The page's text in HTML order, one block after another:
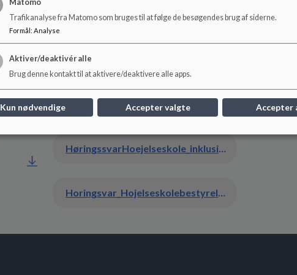
HøringssvarHoejelseskole_Besparelse_Budget_2020-23_okt-2019_0.pdf
HøringssvarHoejelseskole_inklusionsstrategi_januar_2019_0.pdf
Horingsvar_Hojelseskolebestyrelse_besparelser_juni-2018_0.pdf
Matomo
Trafikanalyse fra Matomo som bruges til at følge de besøgendes brug af siderne.
Formål: Analyse
Aktiver/deaktivér alle
Brug denne kontakt til at aktivere/deaktivere alle apps.
Kun nødvendige Accepter valgte Accepter